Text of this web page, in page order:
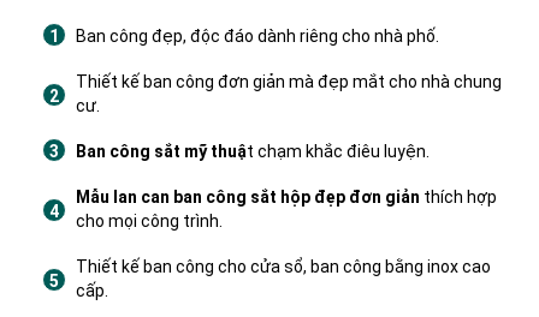
Ban công đẹp, độc đáo dành riêng cho nhà phố.
Thiết kế ban công đơn giản mà đẹp mắt cho nhà chung
cư.
Ban công sắt mỹ thuật chạm khắc điêu luyện.
Mẫu lan can ban công sắt hộp đẹp đơn giản thích hợp
cho mọi công trình.
Thiết kế ban công cho cửa sổ, ban công bằng inox cao
cấp.